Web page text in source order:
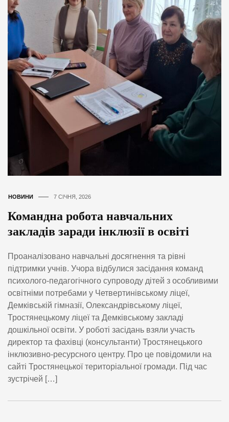
НОВИНИ 7 СІЧНЯ, 2026
Командна робота навчальних
закладів заради інклюзії в освіті
Проаналізовано навчальні досягнення та рівні
підтримки учнів. Учора відбулися засідання команд
психолого-педагогічного супроводу дітей з особливими
освітніми потребами у Четвертинівському ліцеї,
Демківській гімназії, Олександрівському ліцеї,
Тростянецькому ліцеї та Демківському закладі
дошкільної освіти. У роботі засідань взяли участь
директор та фахівці (консультанти) Тростянецького
інклюзивно-ресурсного центру. Про це повідомили на
сайті Тростянецької територіальної громади. Під час
зустрічей […]